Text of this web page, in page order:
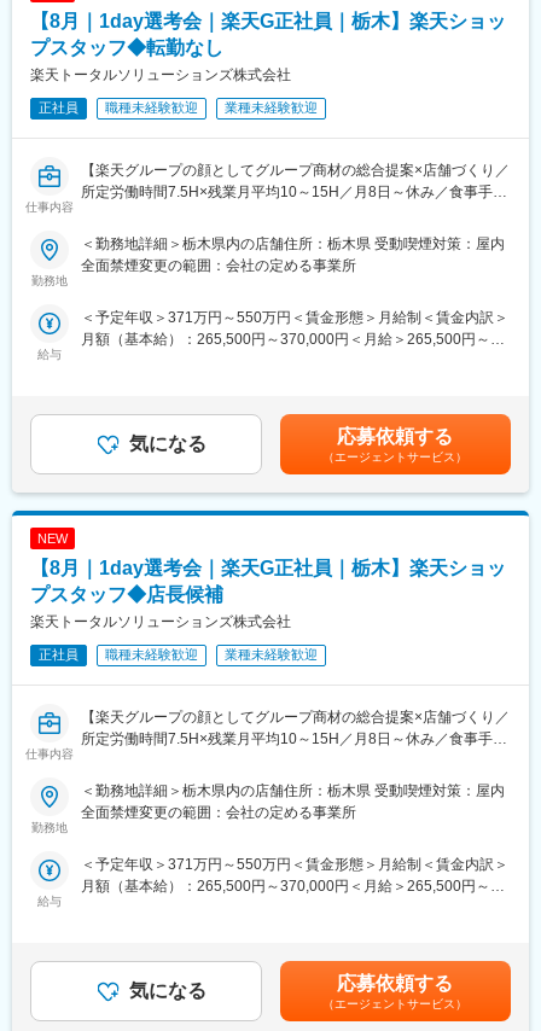
【8月｜1day選考会｜楽天G正社員｜栃木】楽天ショッ
プスタッフ◆転勤なし
楽天トータルソリューションズ株式会社
正社員 職種未経験歓迎 業種未経験歓迎
仕事内容
【楽天グループの顔としてグループ商材の総合提案×店舗づくり／
所定労働時間7.5H×残業月平均10～15H／月8日～休み／食事手当
楽天モバイルショップに来店されるお客様へ、スマートフォン・
料金プラン・楽天カード・楽天市場・楽天ポイントなど、楽天経
活をより豊かにするトータルサポートを行うポジションです。
・未経験の方も歓迎！充実した研修制度あり
【選考会の概要】
・形式： Web開催（事前に企業セミナー動画をご視聴いただきま
す）
【開催日時】
8/6 (木) 17:00～20:00
8/13 (木) 17:00～20:00
8/18 (火) 17:00～20:00
8/20 (木) 17:00～20:00
※ご応募時、参加可能日時をお知らせください。
・新規契約・機種変更の受付および提案
・料金プラン、楽天ポイント活用、楽天カード、各種サービスの
・スマホの初期設定・データ移行サポート
・問い合わせ対応
・店舗会議・研修への参加
・キャンペーン企画など、集客に向けた取り組み
勤務地
＜勤務地詳細＞栃木県内の店舗住所：栃木県 受動喫煙対策：屋内
全面禁煙変更の範囲：会社の定める事業所
給与
＜予定年収＞371万円～550万円＜賃金形態＞月給制＜賃金内訳＞
月額（基本給）：265,500円～370,000円＜月給＞265,500円～
ます。月給(月額)は固定手当を含めた表記です。
気になる 応募依頼する
（エージェントサービス）
NEW
【8月｜1day選考会｜楽天G正社員｜栃木】楽天ショッ
プスタッフ◆店長候補
楽天トータルソリューションズ株式会社
正社員 職種未経験歓迎 業種未経験歓迎
仕事内容
【楽天グループの顔としてグループ商材の総合提案×店舗づくり／
所定労働時間7.5H×残業月平均10～15H／月8日～休み／食事手当
楽天モバイルショップに来店されるお客様へ、スマートフォン・
料金プラン・楽天カード・楽天市場・楽天ポイントなど、楽天経
活をより豊かにするトータルサポートを行うポジションです。
・未経験の方も歓迎！充実した研修制度あり
【選考会の概要】
勤務地
＜勤務地詳細＞栃木県内の店舗住所：栃木県 受動喫煙対策：屋内
全面禁煙変更の範囲：会社の定める事業所
給与
＜予定年収＞371万円～550万円＜賃金形態＞月給制＜賃金内訳＞
月額（基本給）：265,500円～370,000円＜月給＞265,500円～
ます。月給(月額)は固定手当を含めた表記です。
気になる 応募依頼する
（エージェントサービス）